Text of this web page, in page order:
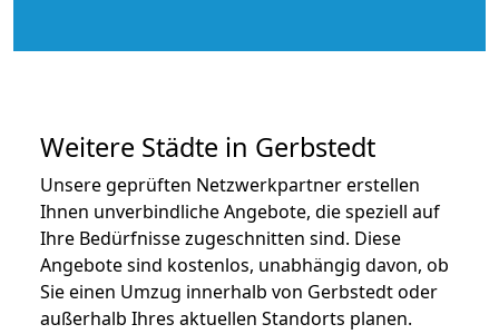
Weitere Städte in Gerbstedt
Unsere geprüften Netzwerkpartner erstellen
Ihnen unverbindliche Angebote, die speziell auf
Ihre Bedürfnisse zugeschnitten sind. Diese
Angebote sind kostenlos, unabhängig davon, ob
Sie einen Umzug innerhalb von Gerbstedt oder
außerhalb Ihres aktuellen Standorts planen.